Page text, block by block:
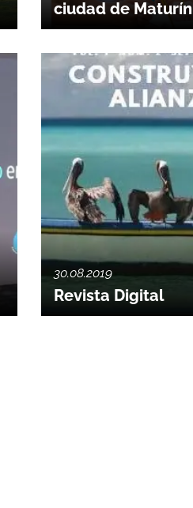
ciudad de Maturín
30.08.2019
Revista Digital